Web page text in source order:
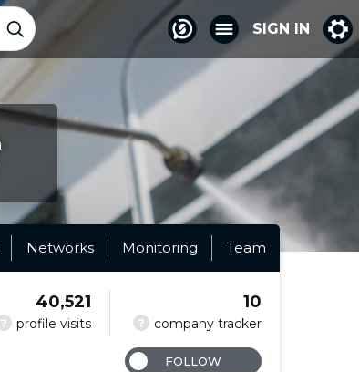
SIGN IN
Networks Monitoring Team
? profile visits
40,521
? company tracker
10
FOLLOW